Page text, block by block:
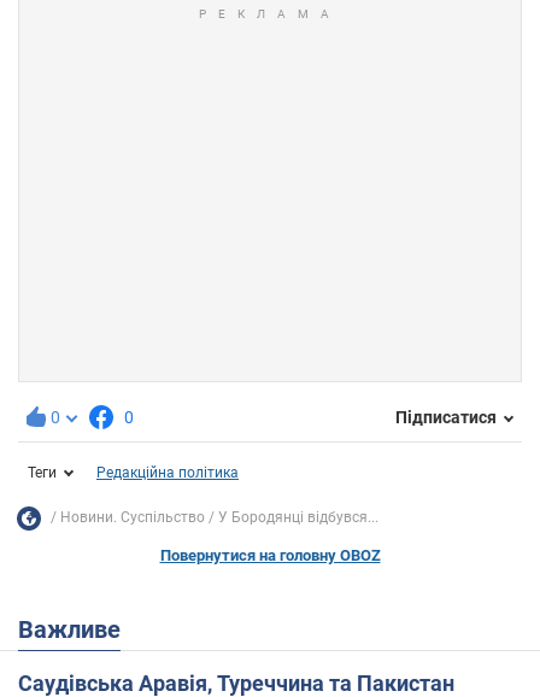
0 0 Підписатися
Теги Редакційна політика
Новини. Суспільство У Бородянці відбувся...
Повернутися на головну OBOZ
Важливе
Саудівська Аравія, Туреччина та Пакистан